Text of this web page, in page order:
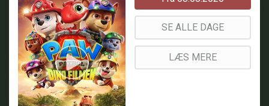
SE ALLE DAGE
LÆS MERE